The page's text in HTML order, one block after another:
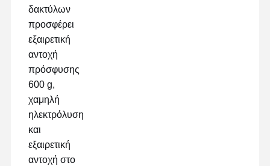
Γύρος
Εργοστασίων
ταινία για κατοικίδια
Ταινία Kapton
Πλαισιωμένη διπλάσιο ταινία
δακτύλων
προσφέρει
εξαιρετική
αντοχή
πρόσφυσης
600 g,
χαμηλή
ηλεκτρόλυση
και
εξαιρετική
αντοχή στο